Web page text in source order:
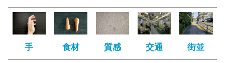
手 食材 質感 交通 街並